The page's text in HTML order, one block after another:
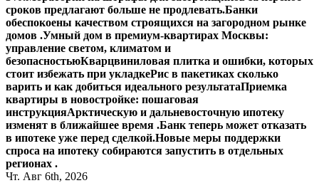
сроков предлагают больше не продлевать.Банки
обеспокоены качеством строящихся на загородном рынке
домов .Умный дом в премиум-квартирах Москвы:
управление светом, климатом и
безопасностьюКварцвиниловая плитка и ошибки, которых
стоит избежать при укладкеРис в пакетиках сколько
варить и как добиться идеального результатаПриемка
квартиры в новостройке: пошаговая
инструкцияАрктическую и дальневосточную ипотеку
изменят в ближайшее время .Банк теперь может отказать
в ипотеке уже перед сделкой.Новые меры поддержки
спроса на ипотеку собираются запустить в отдельных
регионах .
Чт. Авг 6th, 2026